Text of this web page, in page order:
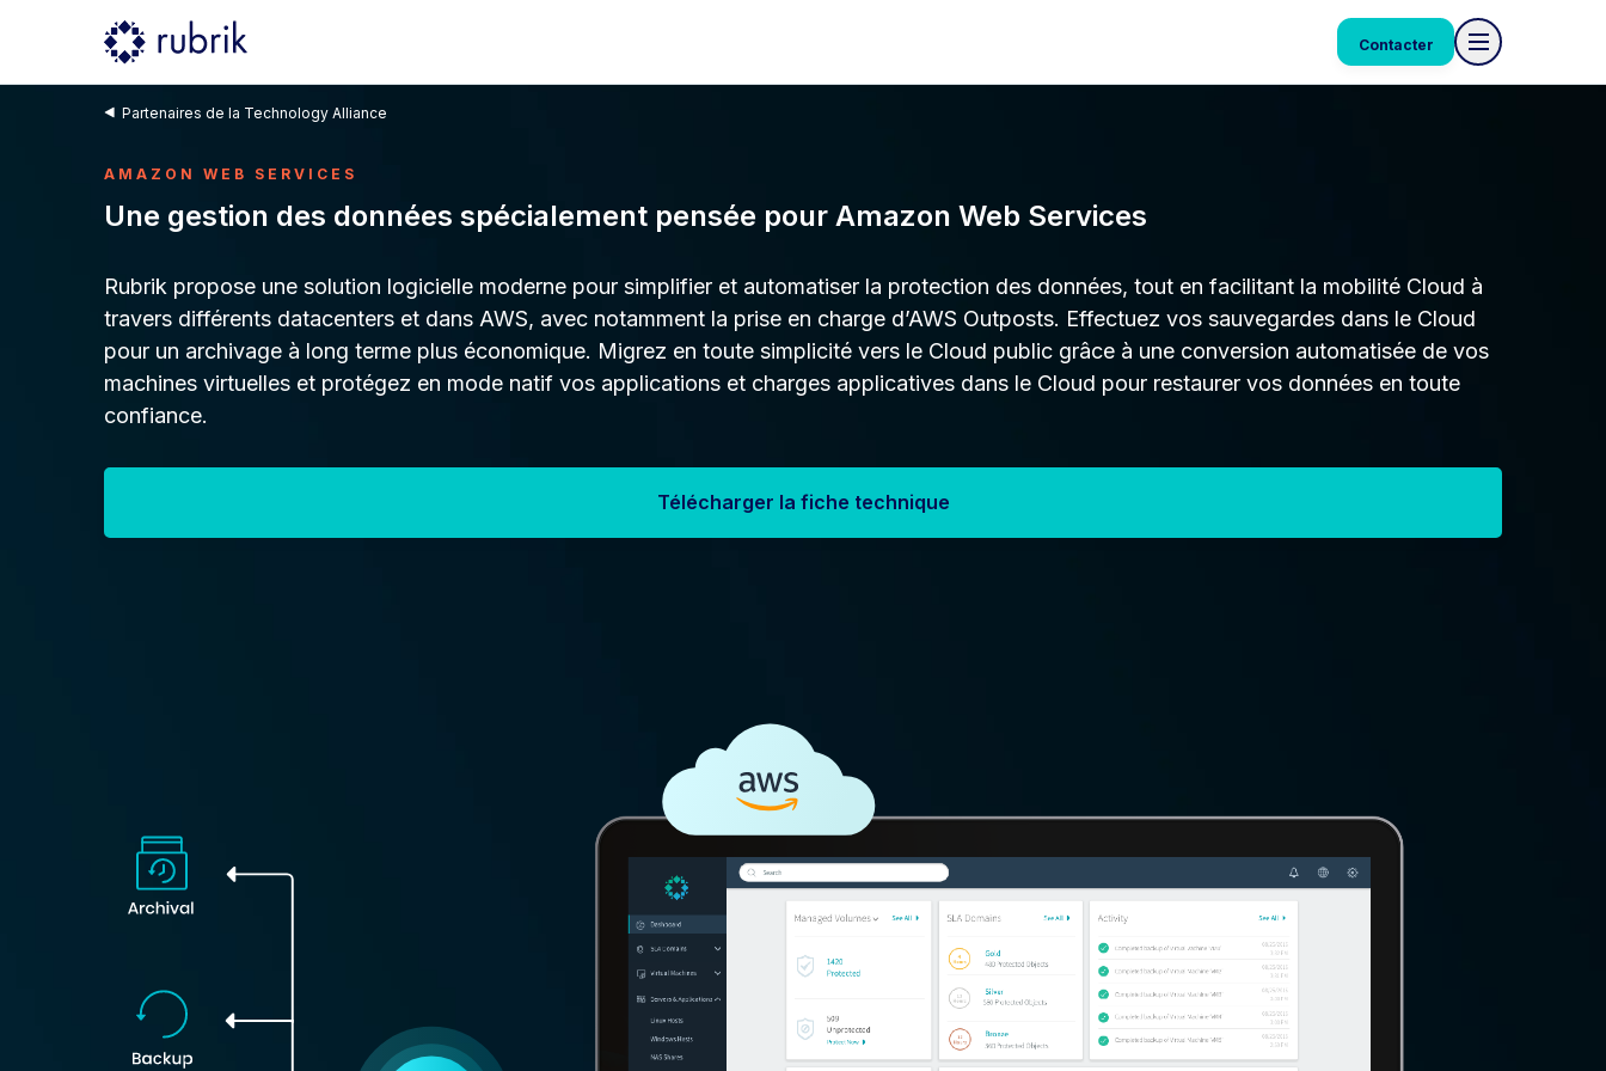
Contacter
Partenaires de la Technology Alliance
AMAZON WEB SERVICES
Une gestion des données spécialement pensée pour Amazon Web Services
Rubrik propose une solution logicielle moderne pour simplifier et automatiser la protection des données, tout en facilitant la mobilité Cloud à
travers différents datacenters et dans AWS, avec notamment la prise en charge d’AWS Outposts. Effectuez vos sauvegardes dans le Cloud
pour un archivage à long terme plus économique. Migrez en toute simplicité vers le Cloud public grâce à une conversion automatisée de vos
machines virtuelles et protégez en mode natif vos applications et charges applicatives dans le Cloud pour restaurer vos données en toute
confiance.
Télécharger la fiche technique